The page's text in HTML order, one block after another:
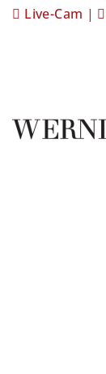
Live-Cam |